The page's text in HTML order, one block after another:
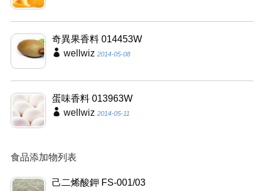
奇異果香料 014453W
wellwiz 2014-05-08
蛋味香料 013963W
wellwiz 2014-05-11
食品添加物列表
己二烯酸鉀 FS-001/03